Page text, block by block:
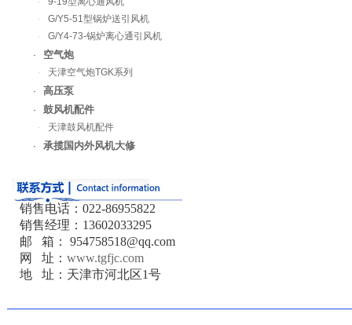
·
G/Y5-51型锅炉送引风机
·
G/Y4-73-锅炉离心通引风机
·
空气炮
·
天津空气炮TGK系列
·
高压泵
· 鼓风机配件
·
天津鼓风机配件
·
承揽国内外风机大修
销售电话：022-86955822
销售经理：13602033295
邮 箱： 954758518@qq.com
网 址： www.tgfjc.com
地 址：天津市河北区1号